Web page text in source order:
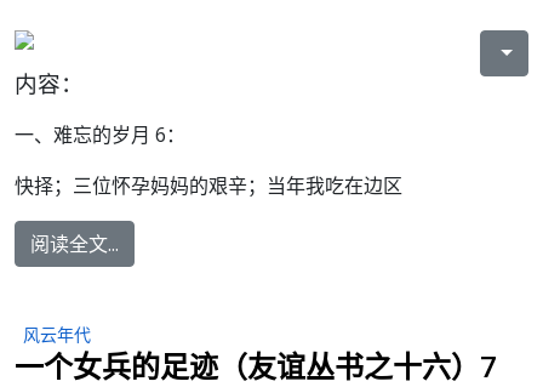
内容：
一、难忘的岁月 6：
快择；三位怀孕妈妈的艰辛；当年我吃在边区
阅读全文...
风云年代
一个女兵的足迹（友谊丛书之十六）7